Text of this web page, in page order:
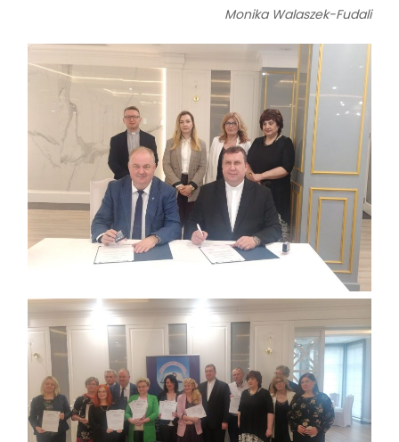
Monika Walaszek-Fudali